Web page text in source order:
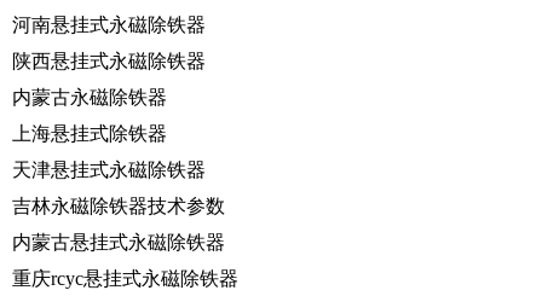
河南悬挂式永磁除铁器
陕西悬挂式永磁除铁器
内蒙古永磁除铁器
上海悬挂式除铁器
天津悬挂式永磁除铁器
吉林永磁除铁器技术参数
内蒙古悬挂式永磁除铁器
重庆rcyc悬挂式永磁除铁器